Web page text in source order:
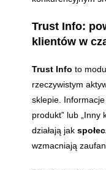
Trust Info:
klientów w
Trust Info to
rzeczywistym
sklepie. Informacje
produkt” lub „Inny
działają jak
wzmacniają